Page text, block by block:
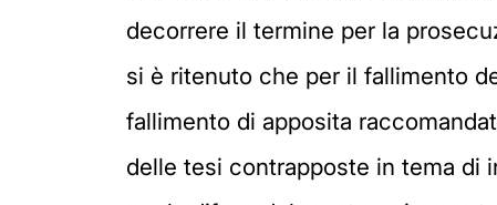
decorrere il termine per la
si è ritenuto che per il fallimento
fallimento di apposita
delle tesi contrapposte in tema di